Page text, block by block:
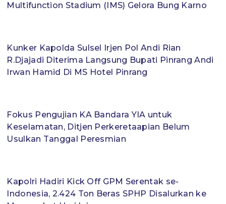
Multifunction Stadium (IMS) Gelora Bung Karno
Kunker Kapolda Sulsel Irjen Pol Andi Rian
R.Djajadi Diterima Langsung Bupati Pinrang Andi
Irwan Hamid Di MS Hotel Pinrang
Fokus Pengujian KA Bandara YIA untuk
Keselamatan, Ditjen Perkeretaapian Belum
Usulkan Tanggal Peresmian
Kapolri Hadiri Kick Off GPM Serentak se-
Indonesia, 2.424 Ton Beras SPHP Disalurkan ke